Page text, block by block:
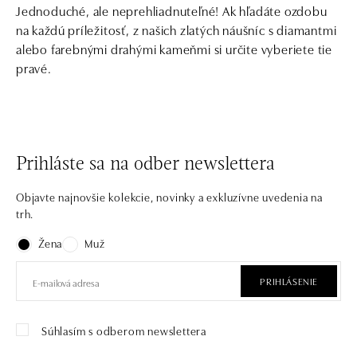
Jednoduché, ale neprehliadnuteľné! Ak hľadáte ozdobu
na každú príležitosť, z našich zlatých náušníc s diamantmi
alebo farebnými drahými kameňmi si určite vyberiete tie
pravé.
Prihláste sa na odber newslettera
Objavte najnovšie kolekcie, novinky a exkluzívne uvedenia na
trh.
Žena
Muž
PRIHLÁSENIE
Súhlasím s odberom newslettera